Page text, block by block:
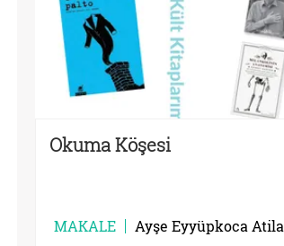
Okuma Köşesi
MAKALE Ayşe Eyyüpkoca Atila